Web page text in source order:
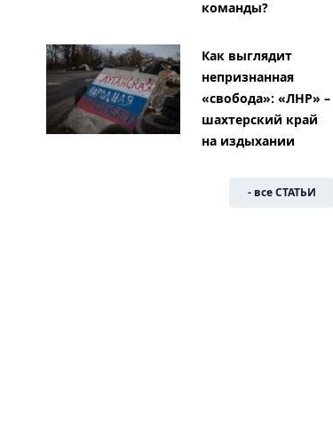
команды?
Как выглядит
непризнанная
«свобода»: «ЛНР» –
шахтерский край
на издыхании
- все СТАТЬИ